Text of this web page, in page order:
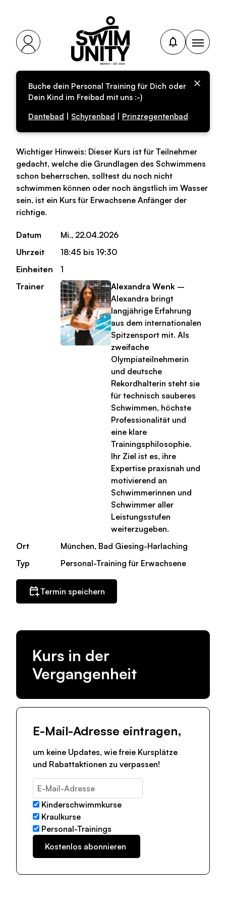
Buche dein Personal Training für Dich oder
Dein Kind im Freibad mit uns :-)
Dantebad
Schyrenbad Prinzregentenbad
Personal-Training für
Erwachsene
Wichtiger Hinweis: Dieser Kurs ist für Teilnehmer
gedacht, welche die Grundlagen des Schwimmens
schon beherrschen, solltest du noch nicht
schwimmen können oder noch ängstlich im Wasser
sein, ist ein Kurs für Erwachsene Anfänger der
richtige.
Datum
Mi., 22.04.2026
Uhrzeit
18:45 bis 19:30
Einheiten
1
Trainer
Alexandra Wenk –
Alexandra bringt
langjährige Erfahrung
aus dem internationalen
Spitzensport mit. Als
zweifache
Olympiateilnehmerin
und deutsche
Rekordhalterin steht sie
für technisch sauberes
Schwimmen, höchste
Professionalität und
eine klare
Trainingsphilosophie.
Ihr Ziel ist es, ihre
Expertise praxisnah und
motivierend an
Schwimmerinnen und
Schwimmer aller
Leistungsstufen
weiterzugeben.
Ort
München, Bad Giesing-Harlaching
Typ
Personal-Training für Erwachsene
Termin speichern
Kurs in der
Vergangenheit
E-Mail-Adresse eintragen,
um keine Updates, wie freie Kursplätze
und Rabattaktionen zu verpassen!
Kinderschwimmkurse
Kraulkurse
Personal-Trainings